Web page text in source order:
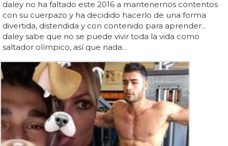
daley no ha faltado este 2016 a mantenernos contentos
con su cuerpazo y ha decidido hacerlo de una forma
divertida, distendida y con contenido para aprender...
daley sabe que no se puede vivir toda la vida como
saltador olímpico, así que nada...